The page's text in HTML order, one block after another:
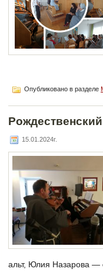
Опубликовано в разделе
15.01.2024г.
альт, Юлия Назарова